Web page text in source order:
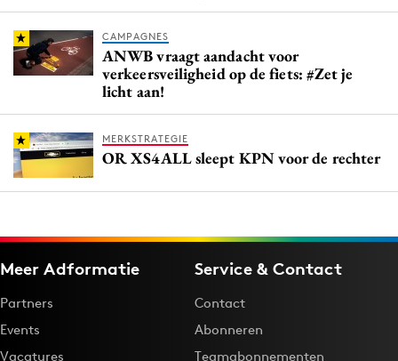
CAMPAGNES
ANWB vraagt aandacht voor
verkeersveiligheid op de fiets: #Zet je
licht aan!
MERKSTRATEGIE
OR XS4ALL sleept KPN voor de rechter
Meer Adformatie
Partners
Events
Vacatures
Service & Contact
Contact
Abonneren
Teamabonnementen